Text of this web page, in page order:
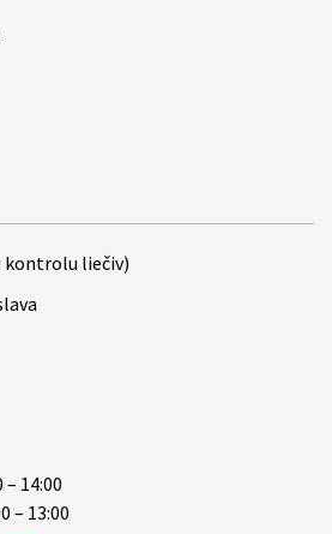
kontrolu liečiv)
14:00
– 13:00